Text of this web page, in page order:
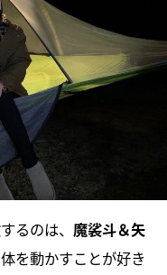
るのは、 魔裟斗＆矢
を動かすことが好き